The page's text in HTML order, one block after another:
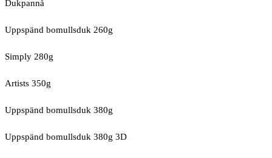
Dukpannå
Uppspänd bomullsduk 260g
Simply 280g
Artists 350g
Uppspänd bomullsduk 380g
Uppspänd bomullsduk 380g 3D